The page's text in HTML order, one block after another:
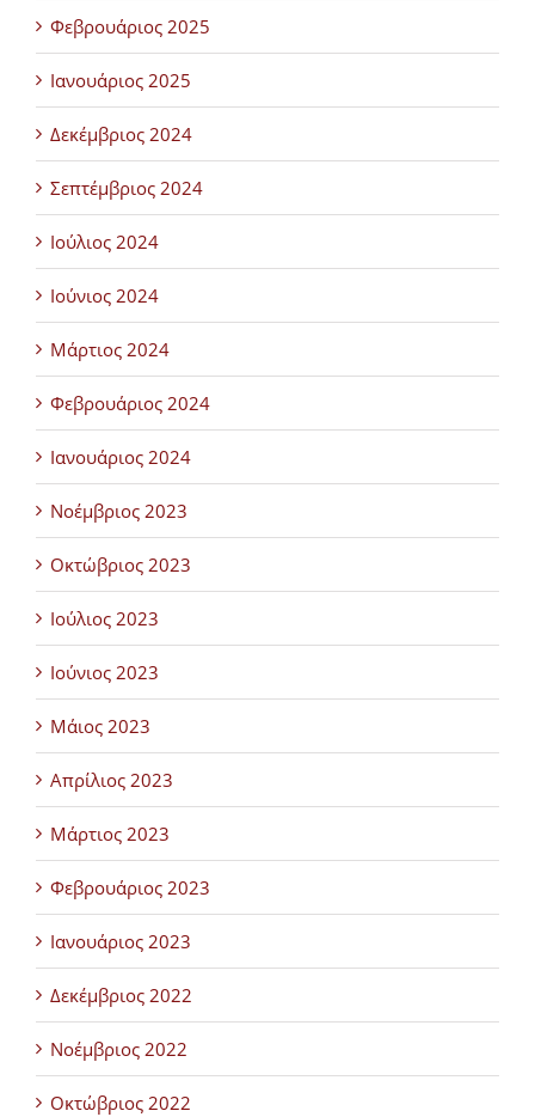
Φεβρουάριος 2025
Ιανουάριος 2025
Δεκέμβριος 2024
Σεπτέμβριος 2024
Ιούλιος 2024
Ιούνιος 2024
Μάρτιος 2024
Φεβρουάριος 2024
Ιανουάριος 2024
Νοέμβριος 2023
Οκτώβριος 2023
Ιούλιος 2023
Ιούνιος 2023
Μάιος 2023
Απρίλιος 2023
Μάρτιος 2023
Φεβρουάριος 2023
Ιανουάριος 2023
Δεκέμβριος 2022
Νοέμβριος 2022
Οκτώβριος 2022